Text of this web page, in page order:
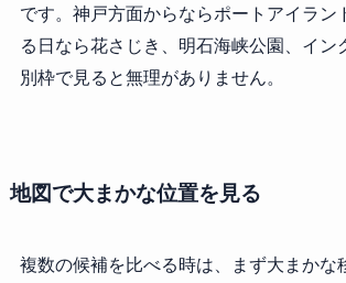
です。神戸方面からならポートアイラン
る日なら花さじき、明石海峡公園、イン
別枠で見ると無理がありません。
地図で大まかな位置を見る
複数の候補を比べる時は、まず大まかな